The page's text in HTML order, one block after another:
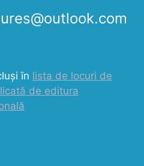
în lista de locuri de
de editura